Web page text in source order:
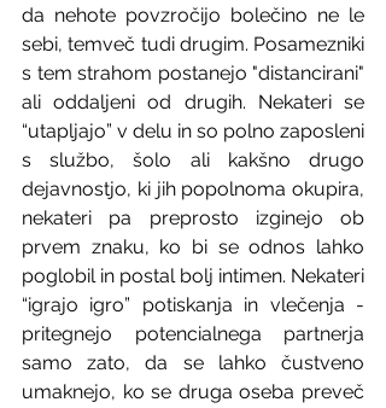
da nehote povzročijo bolečino ne le
sebi, temveč tudi drugim. Posamezniki
s tem strahom postanejo "distancirani"
ali oddaljeni od drugih. Nekateri se
“utapljajo” v delu in so polno zaposleni
s službo, šolo ali kakšno drugo
dejavnostjo, ki jih popolnoma okupira,
nekateri pa preprosto izginejo ob
prvem znaku, ko bi se odnos lahko
poglobil in postal bolj intimen. Nekateri
“igrajo igro” potiskanja in vlečenja -
pritegnejo potencialnega partnerja
samo zato, da se lahko čustveno
umaknejo, ko se druga oseba preveč